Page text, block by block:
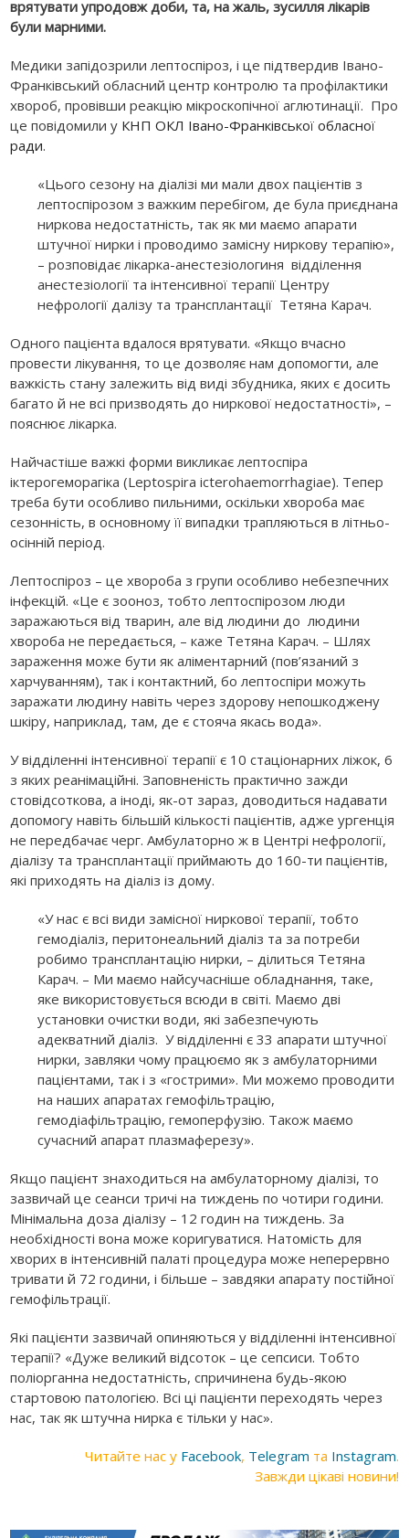
врятувати упродовж доби, та, на жаль, зусилля лікарів
були марними.
Медики запідозрили лептоспіроз, і це підтвердив Івано-
Франківський обласний центр контролю та профілактики
хвороб, провівши реакцію мікроскопічної аглютинації. Про
це повідомили у КНП ОКЛ Івано-Франківської обласної
ради.
«Цього сезону на діалізі ми мали двох пацієнтів з
лептоспірозом з важким перебігом, де була приєднана
ниркова недостатність, так як ми маємо апарати
штучної нирки і проводимо замісну ниркову терапію»,
– розповідає лікарка-анестезіологиня відділення
анестезіології та інтенсивної терапії Центру
нефрології далізу та трансплантації Тетяна Карач.
Одного пацієнта вдалося врятувати. «Якщо вчасно
провести лікування, то це дозволяє нам допомогти, але
важкість стану залежить від виді збудника, яких є досить
багато й не всі призводять до ниркової недостатності», –
пояснює лікарка.
Найчастіше важкі форми викликає лептоспіра
іктерогеморагіка (Leptospira icterohaemorrhagiae). Тепер
треба бути особливо пильними, оскільки хвороба має
сезонність, в основному її випадки трапляються в літньо-
осінній період.
Лептоспіроз – це хвороба з групи особливо небезпечних
інфекцій. «Це є зооноз, тобто лептоспірозом люди
заражаються від тварин, але від людини до людини
хвороба не передається, – каже Тетяна Карач. – Шлях
зараження може бути як аліментарний (пов’язаний з
харчуванням), так і контактний, бо лептоспіри можуть
заражати людину навіть через здорову непошкоджену
шкіру, наприклад, там, де є стояча якась вода».
У відділенні інтенсивної терапії є 10 стаціонарних ліжок, 6
з яких реанімаційні. Заповненість практично зажди
стовідсоткова, а іноді, як-от зараз, доводиться надавати
допомогу навіть більшій кількості пацієнтів, адже ургенція
не передбачає черг. Амбулаторно ж в Центрі нефрології,
діалізу та трансплантації приймають до 160-ти пацієнтів,
які приходять на діаліз із дому.
«У нас є всі види замісної ниркової терапії, тобто
гемодіаліз, перитонеальний діаліз та за потреби
робимо трансплантацію нирки, – ділиться Тетяна
Карач. – Ми маємо найсучасніше обладнання, таке,
яке використовується всюди в світі. Маємо дві
установки очистки води, які забезпечують
адекватний діаліз. У відділенні є 33 апарати штучної
нирки, завляки чому працюємо як з амбулаторними
пацієнтами, так і з «гострими». Ми можемо проводити
на наших апаратах гемофільтрацію,
гемодіафільтрацію, гемоперфузію. Також маємо
сучасний апарат плазмаферезу».
Якщо пацієнт знаходиться на амбулаторному діалізі, то
зазвичай це сеанси тричі на тиждень по чотири години.
Мінімальна доза діалізу – 12 годин на тиждень. За
необхідності вона може коригуватися. Натомість для
хворих в інтенсивній палаті процедура може неперервно
тривати й 72 години, і більше – завдяки апарату постійної
гемофільтрації.
Які пацієнти зазвичай опиняються у відділенні інтенсивної
терапії? «Дуже великий відсоток – це сепсиси. Тобто
поліорганна недостатність, спричинена будь-якою
стартовою патологією. Всі ці пацієнти переходять через
нас, так як штучна нирка є тільки у нас».
Читайте нас у Facebook, Telegram та Instagram.
Завжди цікаві новини!